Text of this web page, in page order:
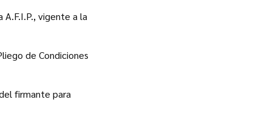
vigente a la
de Condiciones
firmante para